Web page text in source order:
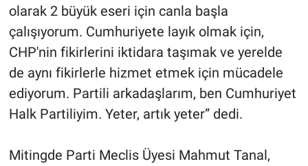
olarak 2 büyük eseri için canla başla
çalışıyorum. Cumhuriyete layık olmak için,
CHP'nin fikirlerini iktidara taşımak ve yerelde
de aynı fikirlerle hizmet etmek için mücadele
ediyorum. Partili arkadaşlarım, ben Cumhuriyet
Halk Partiliyim. Yeter, artık yeter” dedi.
Mitingde Parti Meclis Üyesi Mahmut Tanal,